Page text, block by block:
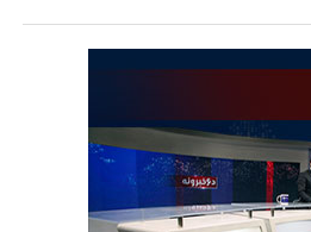
وسایلو د تولید په برخه کې پانګونه یوه
وسایلو د پراختیا او تولید په برخه کې د
وسایلو واردات کم او کورنی تولید زیات شي.
دا کار به د وارداتو پر کچه تکیه راکمه او د
کړي.